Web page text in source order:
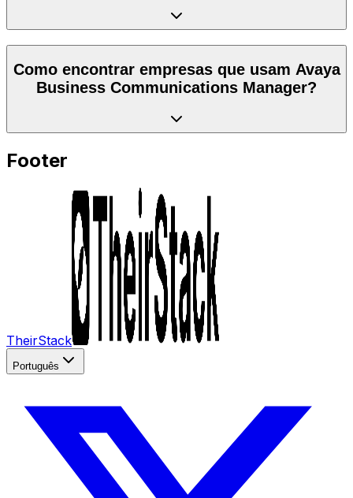
Como encontrar empresas que usam Avaya
Business Communications Manager?
Footer
TheirStack
Português